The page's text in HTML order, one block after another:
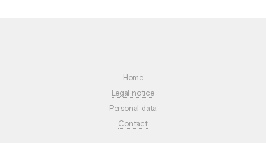
Home
Legal notice
Personal data
Contact